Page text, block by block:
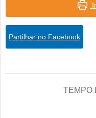
Partilhar no Facebook
TEMPO